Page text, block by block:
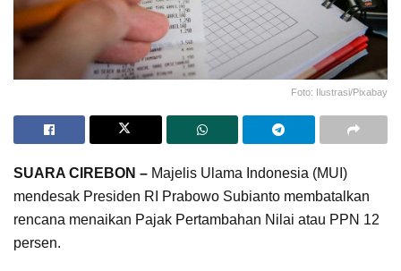
Foto: Ilustrasi/Pixabay
SUARA CIREBON – Majelis Ulama Indonesia (MUI)
mendesak Presiden RI Prabowo Subianto membatalkan
rencana menaikan Pajak Pertambahan Nilai atau PPN 12
persen.